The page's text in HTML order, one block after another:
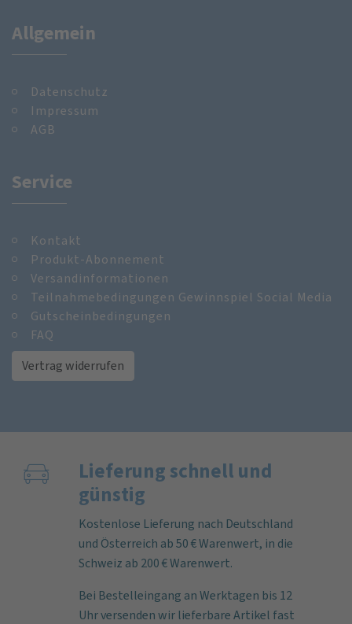
Allgemein
Datenschutz
Impressum
AGB
Service
Kontakt
Produkt-Abonnement
Versandinformationen
Teilnahmebedingungen Gewinnspiel Social Media
Gutscheinbedingungen
FAQ
Vertrag widerrufen
Lieferung schnell und
günstig
Kostenlose Lieferung nach Deutschland
und Österreich ab 50 € Warenwert, in die
Schweiz ab 200 € Warenwert.
Bei Bestelleingang an Werktagen bis 12
Uhr versenden wir lieferbare Artikel fast